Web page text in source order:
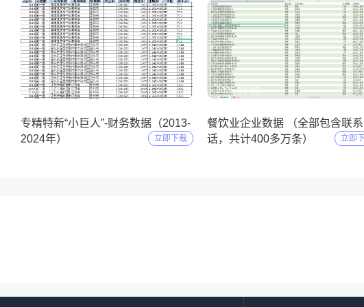
2025-05-11
专精特新“小巨人”-财务数据（2013-
2024年）
立即下载
2025-04-09
餐饮业企业数据 （全部包含联
话，共计400多万条）
立即